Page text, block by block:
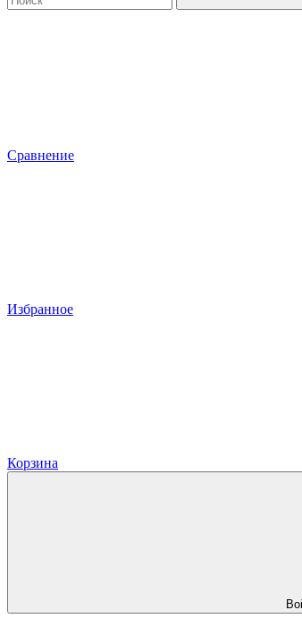
Сравнение
Избранное
Корзина